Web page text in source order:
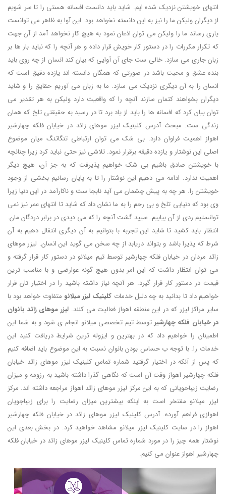
انتهای خویشتن نزدیک شده ایم. شاید باید دانست افسانه هستی را تا سر شویم
از دیگران ولیکن ما را نیز به این دانسته نخواهد بود. این آوا به ظاهر می توانست
یاری رساند ما را ولیکن می توان اذعان نمود به هیچ کار نخواهد آمد از آن جهت
که تکرار مکررات را در دستور کار خویش قرار داده و هر آنچه را که نباید بار ها بر
زبان جاری می سازد. خالی ست جای آن آوایی که بیان کند انسان از چه روی باید
بنده عشق و محبت باشد در صورتی که همگان دانسته اند یازده دقیق است که
انسان را به آن دیگری نزدیک می سازد. ما به زبان می آوریم حقایق را و شاید
دیگران بخواهند کتمان سازند آنچه را که واقعیت دارد ولیکن به هر تقدیر می
توان بیان کرد که افسانه ها را باید از یاد برد تا در رسید به حقیقتی تلخ که همان
زندگی ست. مبحث آدرس کلینیک لیزر موهای زائد در خیابان فلکه چهارشیر
اهواز اهمیت فراوان دارد. بی شک می توان ارتباطی تنگاتنگ میان موضوع
اصلی این نوشتار و یازده دقیقه برقرار نمود. تلاشی نیز حتی نباید کرد زیرا چنانچه
با خویشتن صادق باشیم بی شک خواهیم پذیرفت که به جز آن، هیچ دیگر
اهمیت ندارد. ادامه می دهیم این نوشتار را تا به پایان رسانیم بخشی از وجود
خویشتن را. هر چه به پیش چشمان می آید نابجا ست و ناکارآمد در این دنیا زیرا
وی بود که دنیایی تلخ و بی رحم را به ما نشان داد که شاید تا انتهای عمر نیز نمی
توانستیم ردی از آن بیابیم. سیپد گشت آنچه را که می دیدی در برابر دردگان مان.
انتظار باید کشید تا شاید این تجربه با بتوانیم به آن دیگری انتقال دهیم به آن
شرط که پذیرا باشد و بتواند دریابد از چه سخن می گوید این انسان. لیزر موهای
زائد مردان در خیابان فلکه چهارشیر توسط تیم میلانو در دستور کار قرار گرفته و
می توان انتظار داشت که این امر بدون هیچ گونه عوارضی و با مناسب ترین
قیمت در دستور کار قرار گیرد. هر آنچه نیاز داشته باشید را در اختیار تان قرار
خواهیم داد تا بدانید به چه دلیل خدمات کلینیک لیزر میلانو متفاوت خواهد بود با
سایر مراکز لیزر که در این منطقه اهواز فعالیت می کنند. لیزر موهای زائد بانوان
در خیابان فلکه چهارشیر توسط تیم تخصصی میلانو انجام ی شود و به شما این
اطمینان را خواهیم داد که در بهترین و ایزوله ترین شرایط دریافت کنید این
خدمات را. با توجه ب حساس بودن بانوان نسبت به این موضوع باید اضافه کنیم
که پس از آنکه در اختیار گرفتید شماره تماس کلینیک لیزر موهای زائد خیابان
فلکه چهارشیر اهواز وقت آن است که نگاهی گذرا داشته باشید به رزومه و میزان
رضایت زیباحویانی که به این مرکز لیزر موهای زائد اهواز مراجعه داشته اند. مرکز
لیزر میلانو مفتخر است به اینکه بیشترین میزان رضایت را برای زیباجویان
اهوازی فراهم آورده. آدرس کلینیک لیزر موهای زائد در خیابان فلکه چهارشیر
اهواز را در سایت کلینیک لیزر میلانو مشاهد خواهید کرد. در بخش بعدی این
نوشتار همه چیز را در مورد شماره تماس کلینیک لیزر موهای زائد در خیابان فلکه
چهارشیر اهواز عنوان می کنیم.